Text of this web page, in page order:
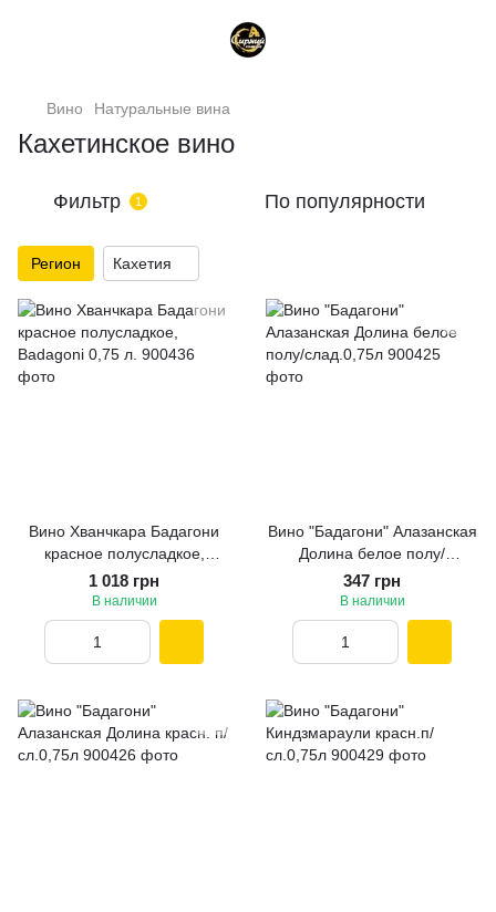
Вино Натуральные вина
Кахетинское вино
Фильтр 1 По популярности
Регион Кахетия
Вино Хванчкара Бадагони
красное полусладкое,
Badagoni 0,75 л.
1 018 грн
В наличии
Вино "Бадагони" Алазанская
Долина белое полу/
слад.0,75л
347 грн
В наличии